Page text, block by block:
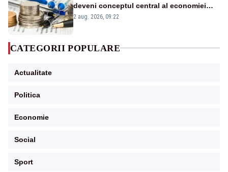
deveni conceptul central al economiei
viitoare?
2 aug. 2026, 09:22
CATEGORII POPULARE
Actualitate
Politica
Economie
Social
Sport